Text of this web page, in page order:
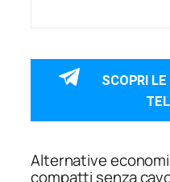
SCOPRI
Alternative
compatti senza